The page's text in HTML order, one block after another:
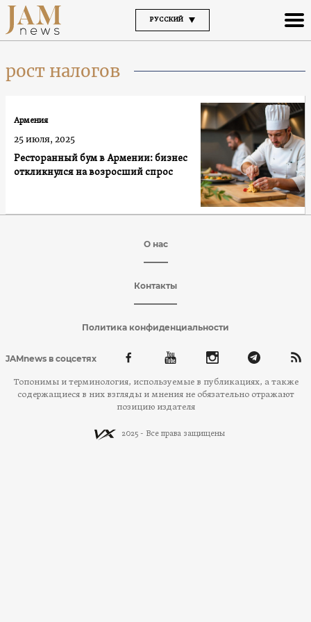
РУССКИЙ
рост налогов
Ресторанный бум в Армении: бизнес
откликнулся на возросший спрос
Армения
25 июля, 2025
О нас
Контакты
Политика конфиденциальности
JAMnews в соцсетях
Топонимы и терминология, используемые в публикациях, а также
содержащиеся в них взгляды и мнения не обязательно отражают
позицию издателя
2025 - Все права защищены